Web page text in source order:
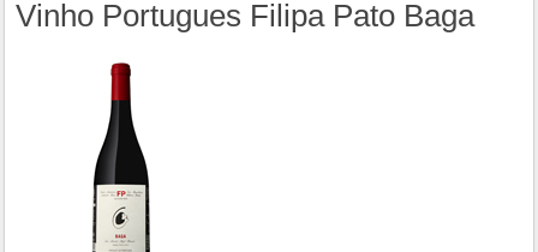
Vinho Portugues Filipa Pato Baga